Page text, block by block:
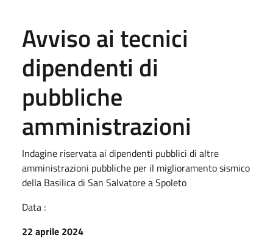
Avviso ai tecnici
dipendenti di
pubbliche
amministrazioni
Indagine riservata ai dipendenti pubblici di altre
amministrazioni pubbliche per il miglioramento sismico
della Basilica di San Salvatore a Spoleto
Data :
22 aprile 2024